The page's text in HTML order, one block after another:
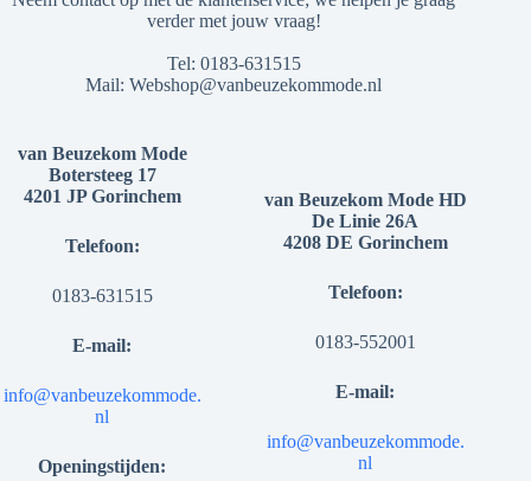
verder met jouw vraag!
Tel: 0183-631515
Mail:Webshop@vanbeuzekommode.nl
van Beuzekom Mode
Botersteeg 17
4201 JP Gorinchem
Telefoon:
0183-631515
E-mail:
info@vanbeuzekommode.
nl
Openingstijden:
van Beuzekom Mode HD
De Linie 26A
4208 DE Gorinchem
Telefoon:
0183-552001
E-mail:
info@vanbeuzekommode.
nl